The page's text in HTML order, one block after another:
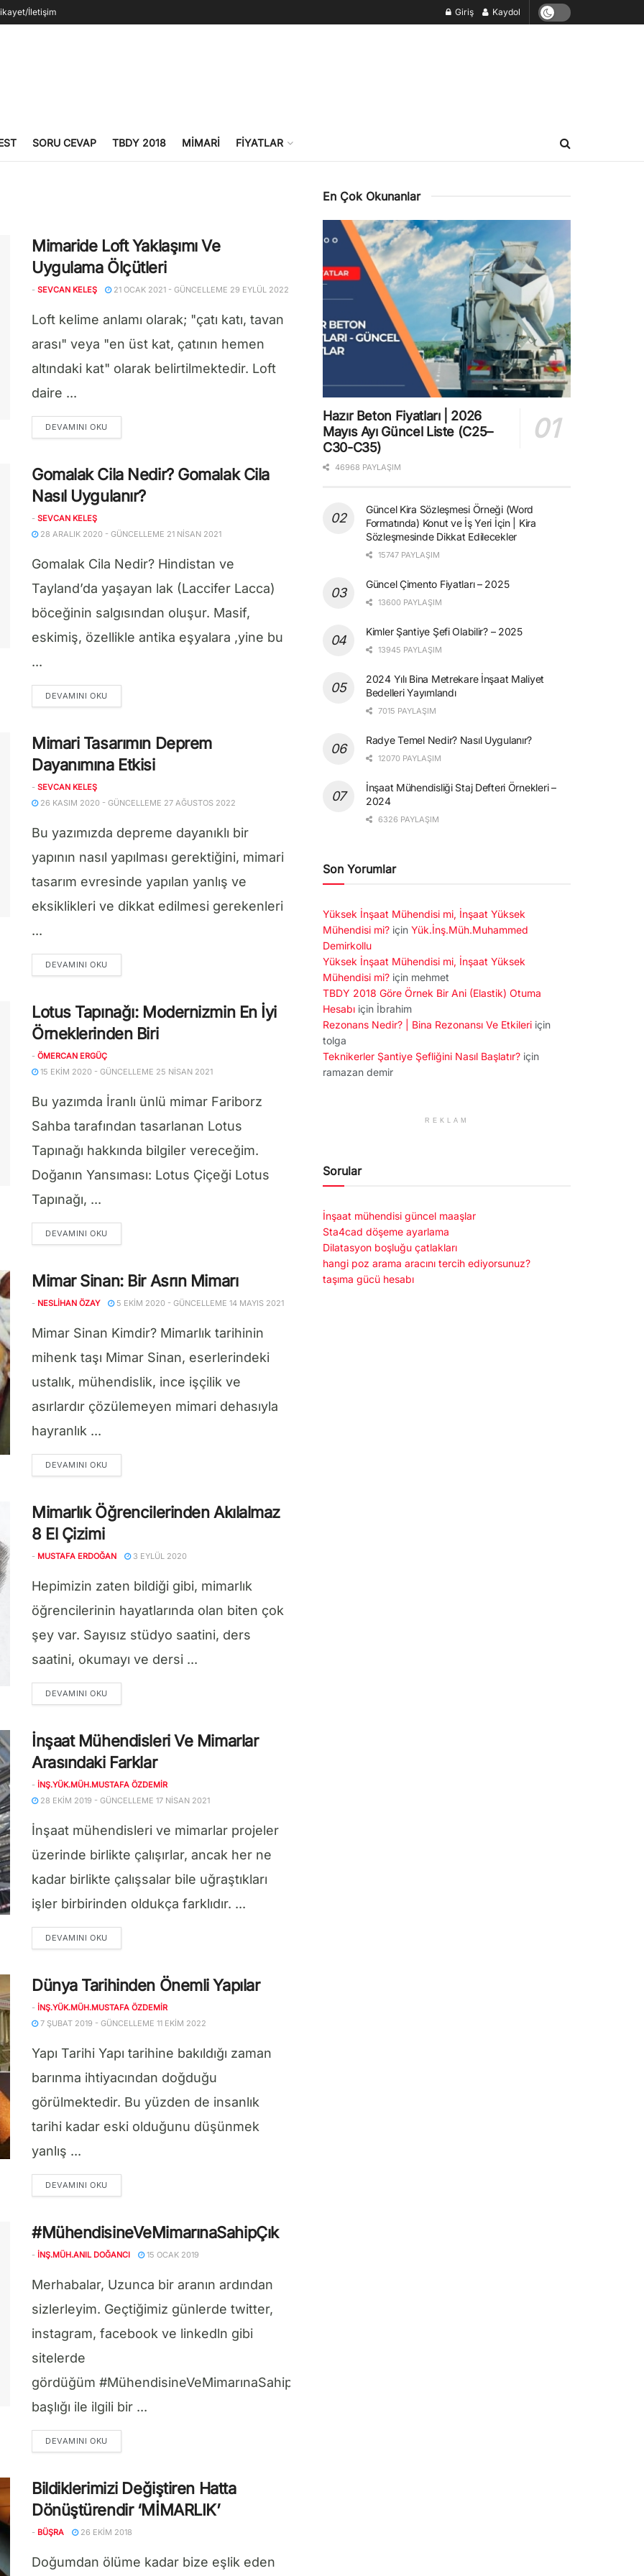
İletişim Giriş Kaydol
SORU CEVAP TBDY 2018 MIMARI FIYATLAR
Mimaride Loft Yaklaşımı Ve
Uygulama Ölçütleri
- SEVCAN KELEŞ 21 OCAK 2021 - GÜNCELLEME 29 EYLÜL 2022
Loft kelime anlamı olarak; "çatı katı, tavan
arası" veya "en üst kat, çatının hemen
altındaki kat" olarak belirtilmektedir. Loft
daire ...
DEVAMINI OKUDETAILS
Gomalak Cila Nedir? Gomalak Cila
Nasıl Uygulanır?
- SEVCAN KELEŞ
28 ARALIK 2020 - GÜNCELLEME 21 NISAN 2021
Gomalak Cila Nedir? Hindistan ve
Tayland’da yaşayan lak (Laccifer Lacca)
böceğinin salgısından oluşur. Masif,
eskimiş, özellikle antika eşyalara ,yine bu
...
DEVAMINI OKUDETAILS
Mimari Tasarımın Deprem
Dayanımına Etkisi
- SEVCAN KELEŞ
26 KASIM 2020 - GÜNCELLEME 27 AĞUSTOS 2022
Bu yazımızda depreme dayanıklı bir
yapının nasıl yapılması gerektiğini, mimari
tasarım evresinde yapılan yanlış ve
eksiklikleri ve dikkat edilmesi gerekenleri
...
DEVAMINI OKUDETAILS
Lotus Tapınağı: Modernizmin En İyi
Örneklerinden Biri
- ÖMERCAN ERGÜÇ
15 EKIM 2020 - GÜNCELLEME 25 NISAN 2021
Bu yazımda İranlı ünlü mimar Fariborz
Sahba tarafından tasarlanan Lotus
Tapınağı hakkında bilgiler vereceğim.
Doğanın Yansıması: Lotus Çiçeği Lotus
Tapınağı, ...
DEVAMINI OKUDETAILS
Mimar Sinan: Bir Asrın Mimarı
- NESLIHAN ÖZAY 5 EKIM 2020 - GÜNCELLEME 14 MAYIS 2021
Mimar Sinan Kimdir? Mimarlık tarihinin
mihenk taşı Mimar Sinan, eserlerindeki
ustalık, mühendislik, ince işçilik ve
asırlardır çözülemeyen mimari dehasıyla
hayranlık ...
DEVAMINI OKUDETAILS
Mimarlık Öğrencilerinden Akılalmaz
8 El Çizimi
- MUSTAFA ERDOĞAN 3 EYLÜL 2020
Hepimizin zaten bildiği gibi, mimarlık
öğrencilerinin hayatlarında olan biten çok
şey var. Sayısız stüdyo saatini, ders
saatini, okumayı ve dersi ...
DEVAMINI OKUDETAILS
İnşaat Mühendisleri Ve Mimarlar
Arasındaki Farklar
- İNŞ.YÜK.MÜH.MUSTAFA ÖZDEMIR
28 EKIM 2019 - GÜNCELLEME 17 NISAN 2021
İnşaat mühendisleri ve mimarlar projeler
üzerinde birlikte çalışırlar, ancak her ne
kadar birlikte çalışsalar bile uğraştıkları
işler birbirinden oldukça farklıdır. ...
DEVAMINI OKUDETAILS
Dünya Tarihinden Önemli Yapılar
- İNŞ.YÜK.MÜH.MUSTAFA ÖZDEMIR
7 ŞUBAT 2019 - GÜNCELLEME 11 EKIM 2022
Yapı Tarihi Yapı tarihine bakıldığı zaman
barınma ihtiyacından doğduğu
görülmektedir. Bu yüzden de insanlık
tarihi kadar eski olduğunu düşünmek
yanlış ...
DEVAMINI OKUDETAILS
#MühendisineVeMimarınaSahipÇık
- İNŞ.MÜH.ANIL DOĞANCI 15 OCAK 2019
Merhabalar, Uzunca bir aranın ardından
sizlerleyim. Geçtiğimiz günlerde twitter,
instagram, facebook ve linkedln gibi
sitelerde
gördüğüm #MühendisineVeMimarınaSahipÇık
başlığı ile ilgili bir ...
DEVAMINI OKUDETAILS
Bildiklerimizi Değiştiren Hatta
Dönüştürendir ‘MİMARLIK’
- BÜŞRA 26 EKIM 2018
Doğumdan ölüme kadar bize eşlik eden
En Çok Okunanlar
Hazır Beton Fiyatları | 2026
Mayıs Ayı Güncel Liste (C25–
C30-C35)
46968 PAYLAŞIM
Güncel Kira Sözleşmesi Örneği (Word
Formatında) Konut ve İş Yeri İçin | Kira
Sözleşmesinde Dikkat Edilecekler
15747 PAYLAŞIM
Güncel Çimento Fiyatları – 2025
13600 PAYLAŞIM
Kimler Şantiye Şefi Olabilir? – 2025
13945 PAYLAŞIM
2024 Yılı Bina Metrekare İnşaat Maliyet
Bedelleri Yayımlandı
7015 PAYLAŞIM
Radye Temel Nedir? Nasıl Uygulanır?
12070 PAYLAŞIM
İnşaat Mühendisliği Staj Defteri Örnekleri –
2024
6326 PAYLAŞIM
Son Yorumlar
Yüksek İnşaat Mühendisi mi, İnşaat Yüksek
Mühendisi mi? için Yük.İnş.Müh.Muhammed
Demirkollu
Yüksek İnşaat Mühendisi mi, İnşaat Yüksek
Mühendisi mi? için mehmet
TBDY 2018 Göre Örnek Bir Ani (Elastik) Otuma
Hesabı için İbrahim
Rezonans Nedir? | Bina Rezonansı Ve Etkileri için
tolga
Teknikerler Şantiye Şefliğini Nasıl Başlatır? için
ramazan demir
REKLAM
Sorular
İnşaat mühendisi güncel maaşlar
Sta4cad döşeme ayarlama
Dilatasyon boşluğu çatlakları
hangi poz arama aracını tercih ediyorsunuz?
taşıma gücü hesabı